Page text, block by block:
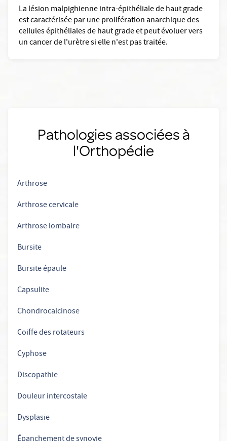
La lésion malpighienne intra-épithéliale de haut grade
est caractérisée par une prolifération anarchique des
cellules épithéliales de haut grade et peut évoluer vers
un cancer de l'urètre si elle n'est pas traitée.
Pathologies associées à
l'Orthopédie
Arthrose
Arthrose cervicale
Arthrose lombaire
Bursite
Bursite épaule
Capsulite
Chondrocalcinose
Coiffe des rotateurs
Cyphose
Discopathie
Douleur intercostale
Dysplasie